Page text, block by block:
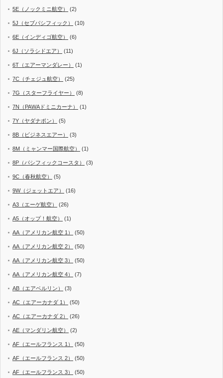
5E（ノックミニ航空） (2)
5J（セブパシフィック） (10)
6E（インディゴ航空） (6)
6J（ソラシドエア） (11)
6T（エアーマンダレー） (1)
7C（チェジュ航空） (25)
7G（スターフライヤー） (8)
7N（PAWAドミニカーナ） (1)
7Y（ヤダナポン） (5)
8B（ビジネスエアー） (3)
8M（ミャンマー国際航空） (1)
8P（パシフィックコースタ） (3)
9C（春秋航空） (5)
9W（ジェットエア） (16)
A3（エーゲ航空） (26)
A5（オップ！航空） (1)
AA（アメリカン航空 1） (50)
AA（アメリカン航空 2） (50)
AA（アメリカン航空 3） (50)
AA（アメリカン航空 4） (7)
AB（エアベルリン） (3)
AC（エアーカナダ 1） (50)
AC（エアーカナダ 2） (26)
AE（マンダリン航空） (2)
AF（エールフランス 1） (50)
AF（エールフランス 2） (50)
AF（エールフランス 3） (50)